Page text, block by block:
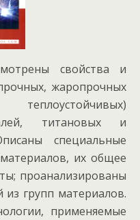
свойства и
жаропрочных
титановых и
специальные
их общее
проанализированы
из групп материалов.
применяемые